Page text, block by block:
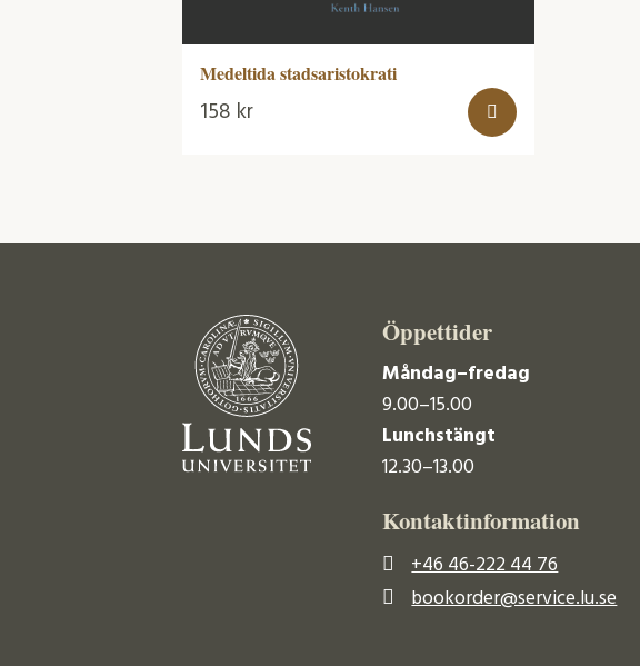
Medeltida stadsaristokrati
158 kr
Öppettider
Måndag–fredag
9.00–15.00
Lunchstängt
12.30–13.00
Kontaktinformation
+46 46-222 44 76
bookorder@service.lu.se